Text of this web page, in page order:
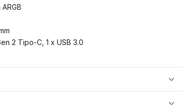
2 Tipo-C, 1 x USB 3.0